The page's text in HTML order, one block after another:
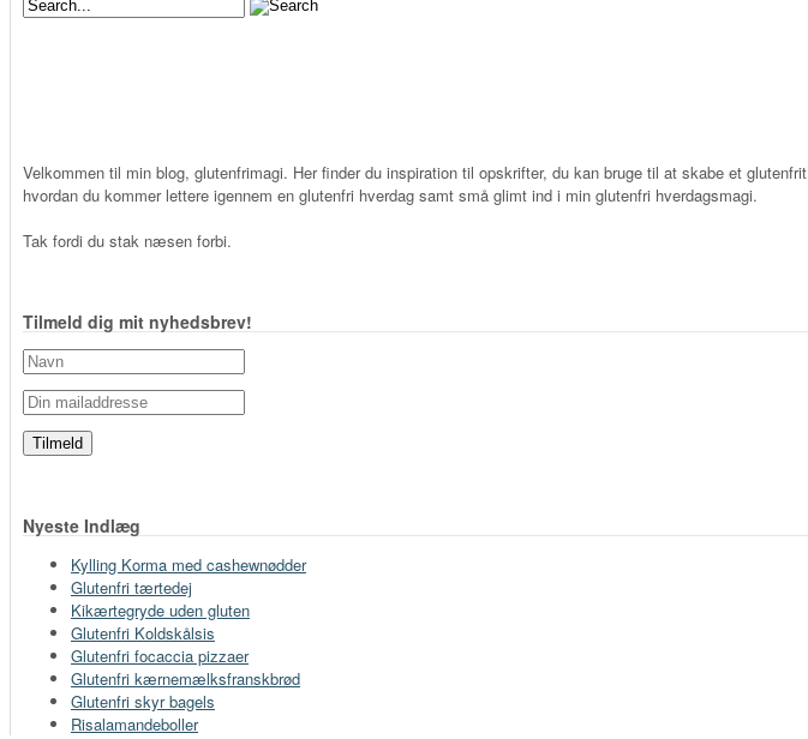
Velkommen til min blog, glutenfrimagi. Her finder du inspiration til opskrifter, du kan bruge til at skabe et
hvordan du kommer lettere igennem en glutenfri hverdag samt små glimt ind i min glutenfri hverdagsmagi.
Tak fordi du stak næsen forbi.
Tilmeld dig mit nyhedsbrev!
Nyeste Indlæg
Kylling Korma med cashewnødder
Glutenfri tærtedej
Kikærtegryde uden gluten
Glutenfri Koldskålsis
Glutenfri focaccia pizzaer
Glutenfri kærnemælksfranskbrød
Glutenfri skyr bagels
Risalamandeboller